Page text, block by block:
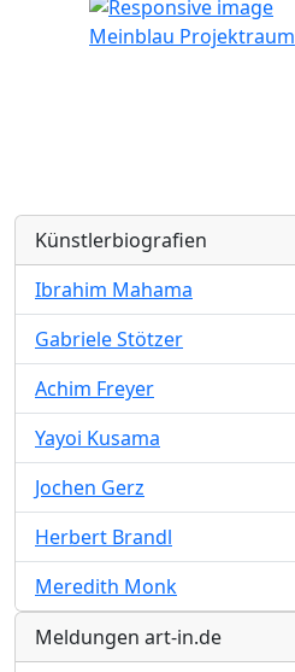
Meinblau Projektraum
Künstlerbiografien
Ibrahim Mahama
Gabriele Stötzer
Achim Freyer
Yayoi Kusama
Jochen Gerz
Herbert Brandl
Meredith Monk
Meldungen art-in.de